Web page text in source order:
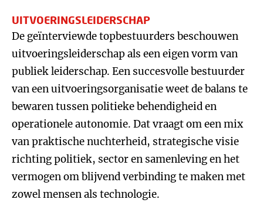
UITVOERINGSLEIDERSCHAP
De geïnterviewde topbestuurders beschouwen
uitvoeringsleiderschap als een eigen vorm van
publiek leiderschap. Een succesvolle bestuurder
van een uitvoeringsorganisatie weet de balans te
bewaren tussen politieke behendigheid en
operationele autonomie. Dat vraagt om een mix
van praktische nuchterheid, strategische visie
richting politiek, sector en samenleving en het
vermogen om blijvend verbinding te maken met
zowel mensen als technologie.